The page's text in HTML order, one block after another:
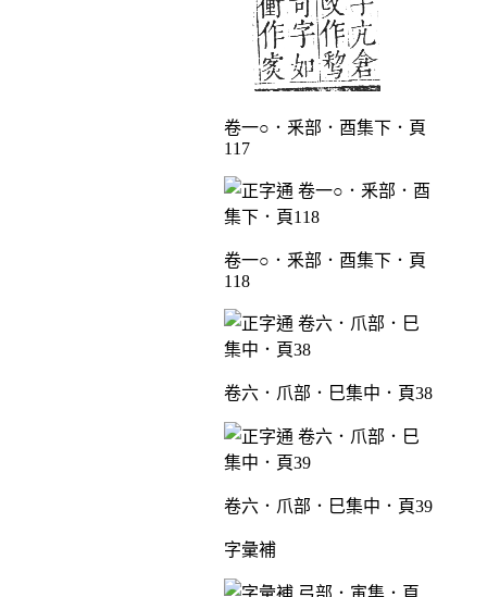
卷一○．釆部．酉集下．頁
117
卷一○．釆部．酉集下．頁
118
卷六．爪部．巳集中．頁38
卷六．爪部．巳集中．頁39
字彙補